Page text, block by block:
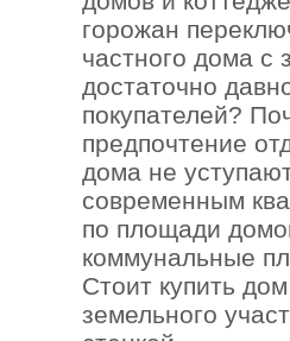
горожан
частного дома с
достаточно
покупателей?
предпочтение
дома не
современным
по площади
коммунальные
Стоит купить
земельного